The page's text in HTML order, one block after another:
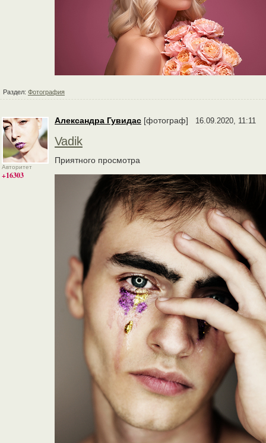
Раздел: Фотография
Авторитет
+16303
Александра Гувидас [фотограф] 16.09.2020, 11:11
Vadik
Приятного просмотра